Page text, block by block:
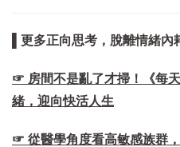
▌更多正向思考，脫離情緒內
☞ 房間不是亂了才掃！《每
緒，迎向快活人生
☞ 從醫學角度看高敏感族群